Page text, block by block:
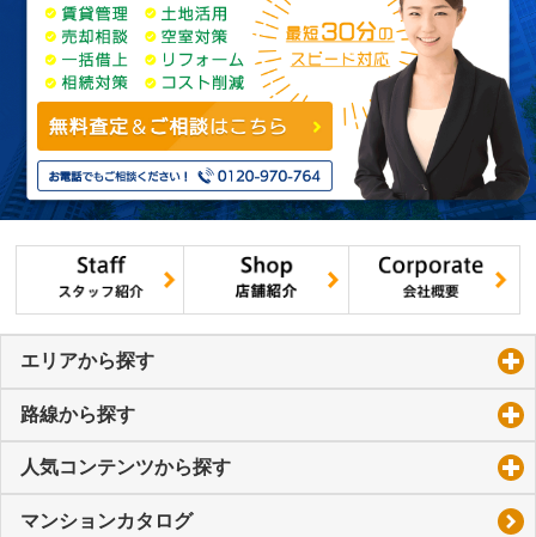
エリアから探す
路線から探す
人気コンテンツから探す
マンションカタログ